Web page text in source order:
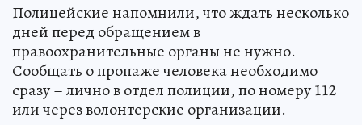
Полицейские напомнили, что ждать несколько
дней перед обращением в
правоохранительные органы не нужно.
Сообщать о пропаже человека необходимо
сразу – лично в отдел полиции, по номеру 112
или через волонтерские организации.